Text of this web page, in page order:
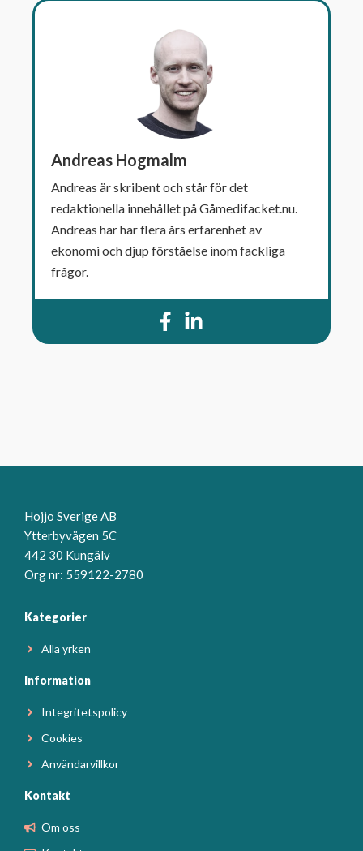
Andreas Hogmalm
Andreas är skribent och står för det
redaktionella innehållet på Gåmedifacket.nu.
Andreas har har flera års erfarenhet av
ekonomi och djup förståelse inom fackliga
frågor.
Hojjo Sverige AB
Ytterbyvägen 5C
442 30 Kungälv
Org nr: 559122-2780
Kategorier
Alla yrken
Information
Integritetspolicy
Cookies
Användarvillkor
Kontakt
Om oss